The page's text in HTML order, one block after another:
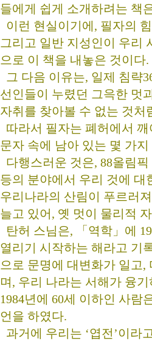
들에게 쉽게 소개하려는 책
이런 현실이기에, 필자의
그리고 일반 지성인이 우리
으로 이 책을 내놓은 것이다.
그 다음 이유는, 일제 침략
선인들이 누렸던 그윽한 멋
자취를 찾아볼 수 없는 것처
따라서 필자는 폐허에서
문자 속에 남아 있는 몇 가
다행스러운 것은, 88올림
등의 분야에서 우리 것에 대
우리나라의 산림이 푸르러
늘고 있어, 옛 멋이 물리적
탄허 스님은, 「역학」에
열리기 시작하는 해라고 기
으로 문명에 대변화가 일고
며, 우리 나라는 서해가 융
1984년에 60세 이하인 사람
언을 하였다.
과거에 우리는 ‘엽전’이라